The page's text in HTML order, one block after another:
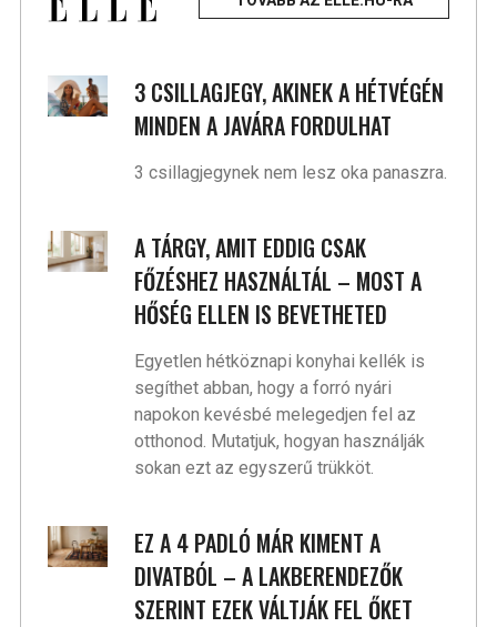
3 CSILLAGJEGY, AKINEK A HÉTVÉGÉN
MINDEN A JAVÁRA FORDULHAT
3 csillagjegynek nem lesz oka panaszra.
A TÁRGY, AMIT EDDIG CSAK
FŐZÉSHEZ HASZNÁLTÁL – MOST A
HŐSÉG ELLEN IS BEVETHETED
Egyetlen hétköznapi konyhai kellék is
segíthet abban, hogy a forró nyári
napokon kevésbé melegedjen fel az
otthonod. Mutatjuk, hogyan használják
sokan ezt az egyszerű trükköt.
EZ A 4 PADLÓ MÁR KIMENT A
DIVATBÓL – A LAKBERENDEZŐK
SZERINT EZEK VÁLTJÁK FEL ŐKET